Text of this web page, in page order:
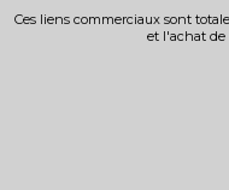
Ces liens commerciaux sont
et l'achat de